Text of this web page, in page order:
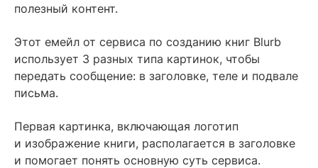
полезный контент.
Этот емейл от сервиса по созданию книг Blurb
использует 3 разных типа картинок, чтобы
передать сообщение: в заголовке, теле и подвале
письма.
Первая картинка, включающая логотип
и изображение книги, располагается в заголовке
и помогает понять основную суть сервиса.